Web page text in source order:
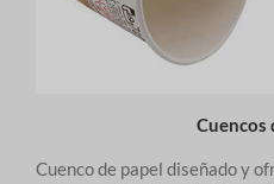
Cuencos
Cuenco de papel diseñado y